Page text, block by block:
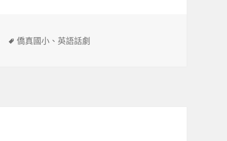
標
僑真國小 、英語話劇